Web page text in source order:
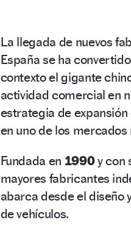
La llegada de nuevos
España se ha
contexto el gigante
actividad comercial en
estrategia de
en uno de los
Fundada en 1990y con
mayores fabricantes
abarca desde el diseño
de vehículos.